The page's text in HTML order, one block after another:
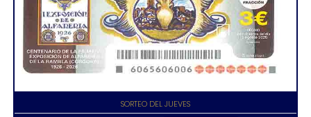
SORTEO DEL JUEVES